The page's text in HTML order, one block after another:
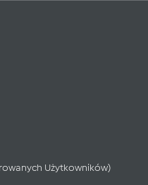
Użytkowników)